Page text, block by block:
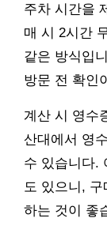
주차 시간을
매 시 2시간
같은 방식입
방문 전 확인
계산 시 영수
산대에서 영
수 있습니다.
도 있으니, 구
하는 것이 좋